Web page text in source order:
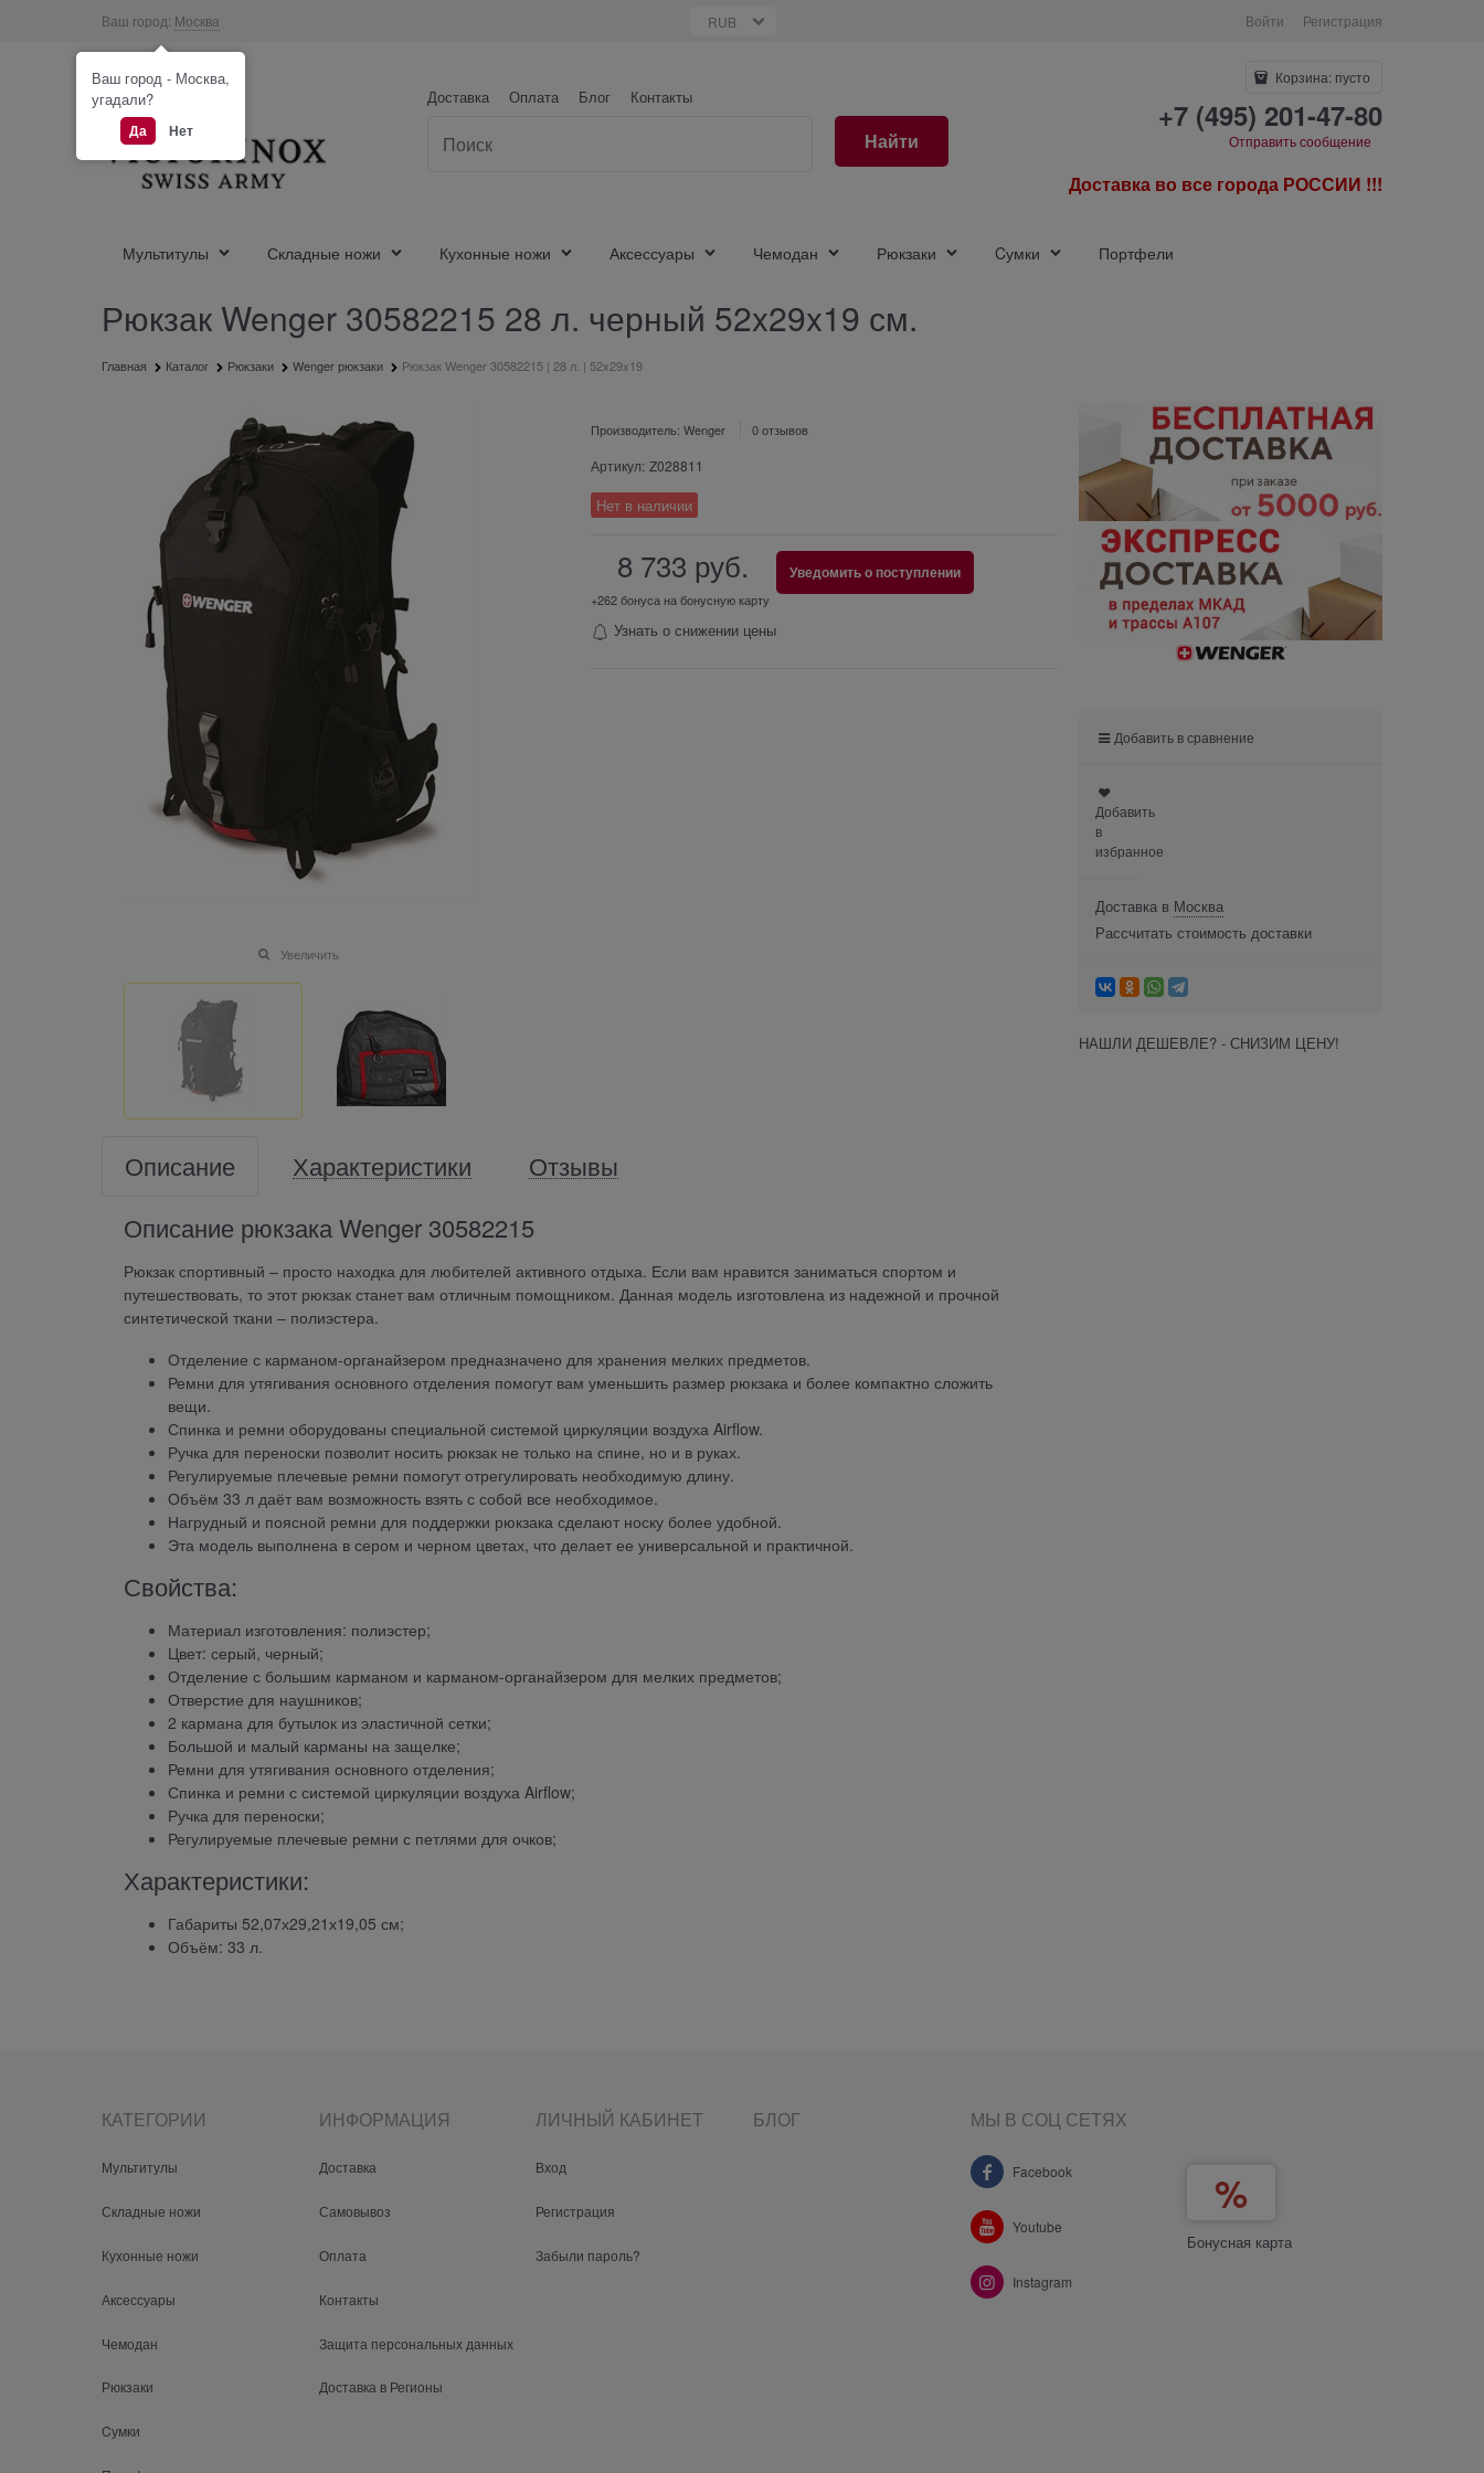
Ваш город: Москва Войти Регистрация
Доставка Оплата Блог Контакты
Найти
Корзина: пусто
+7 (495) 201-47-80
Отправить сообщение
Доставка во все города РОССИИ !!!
Мультитулы Складные ножи Кухонные ножи Аксессуары Чемодан Рюкзаки Cумки Портфели
Рюкзак Wenger 30582215 28 л. черный 52x29x19 см.
Главная Каталог Рюкзаки Wenger рюкзаки Рюкзак Wenger 30582215 | 28 л. | 52x29x19
Увеличить
Производитель: Wenger 0 отзывов
Артикул: Z028811
Нет в наличии
8 733 руб.
+262 бонуса на бонусную карту
Узнать о снижении цены
Уведомить о поступлении
Описание Характеристики
Отзывы
Описание рюкзака Wenger 30582215
Рюкзак спортивный – просто находка для любителей активного отдыха. Если вам нравится заниматься спортом и
путешествовать, то этот рюкзак станет вам отличным помощником. Данная модель изготовлена из надежной и прочной
синтетической ткани – полиэстера.
Отделение с карманом-органайзером предназначено для хранения мелких предметов.
Ремни для утягивания основного отделения помогут вам уменьшить размер рюкзака и более компактно сложить
вещи.
Спинка и ремни оборудованы специальной системой циркуляции воздуха Airflow.
Ручка для переноски позволит носить рюкзак не только на спине, но и в руках.
Регулируемые плечевые ремни помогут отрегулировать необходимую длину.
Объём 33 л даёт вам возможность взять с собой все необходимое.
Нагрудный и поясной ремни для поддержки рюкзака сделают носку более удобной.
Эта модель выполнена в сером и черном цветах, что делает ее универсальной и практичной.
Свойства:
Материал изготовления: полиэстер;
Цвет: серый, черный;
Отделение с большим карманом и карманом-органайзером для мелких предметов;
Отверстие для наушников;
2 кармана для бутылок из эластичной сетки;
Большой и малый карманы на защелке;
Ремни для утягивания основного отделения;
Спинка и ремни с системой циркуляции воздуха Airflow;
Ручка для переноски;
Регулируемые плечевые ремни с петлями для очков;
Характеристики:
Габариты 52,07х29,21х19,05 см;
Объём: 33 л.
Добавить в сравнение
Добавить
в
избранное
Доставка в Москва
Рассчитать стоимость доставки
НАШЛИ ДЕШЕВЛЕ? - СНИЗИМ ЦЕНУ!
КАТЕГОРИИ
Мультитулы
Складные ножи
Кухонные ножи
Аксессуары
Чемодан
Рюкзаки
Cумки
ИНФОРМАЦИЯ
Доставка
Самовывоз
Оплата
Контакты
Защита персональных данных
Доставка в Регионы
ЛИЧНЫЙ КАБИНЕТ
Вход
Регистрация
Забыли пароль?
БЛОГ МЫ В СОЦ СЕТЯХ
Facebook
Youtube
Instagram
Бонусная карта
Ваш город - Москва,
угадали?
Да Нет